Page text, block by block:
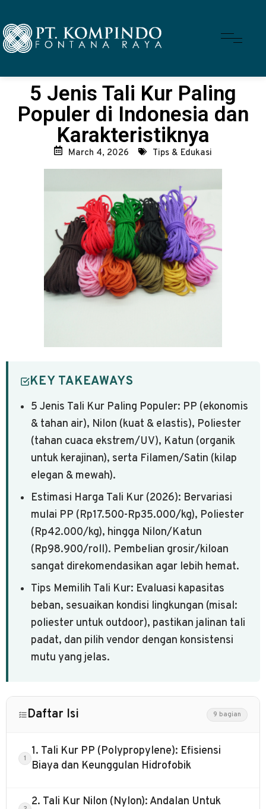
5 Jenis Tali Kur Paling
Populer di Indonesia dan
Karakteristiknya
March 4, 2026 Tips & Edukasi
KEY TAKEAWAYS
5 Jenis Tali Kur Paling Populer: PP (ekonomis
& tahan air), Nilon (kuat & elastis), Poliester
(tahan cuaca ekstrem/UV), Katun (organik
untuk kerajinan), serta Filamen/Satin (kilap
elegan & mewah).
Estimasi Harga Tali Kur (2026): Bervariasi
mulai PP (Rp17.500-Rp35.000/kg), Poliester
(Rp42.000/kg), hingga Nilon/Katun
(Rp98.900/roll). Pembelian grosir/kiloan
sangat direkomendasikan agar lebih hemat.
Tips Memilih Tali Kur: Evaluasi kapasitas
beban, sesuaikan kondisi lingkungan (misal:
poliester untuk outdoor), pastikan jalinan tali
padat, dan pilih vendor dengan konsistensi
mutu yang jelas.
Daftar Isi 9 bagian
1. Tali Kur PP (Polypropylene): Efisiensi
Biaya dan Keunggulan Hidrofobik
2. Tali Kur Nilon (Nylon): Andalan Untuk